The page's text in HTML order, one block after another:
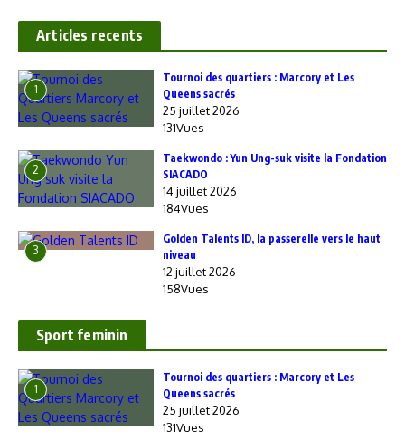
Articles recents
1
‎Tournoi des quartiers : Marcory et Les
Queens sacrés
25 juillet 2026
131Vues
2
Taekwondo : Yun Ung-suk visite la Fondation
SIACADO
14 juillet 2026
184Vues
3
Golden Talents ID, la passerelle vers le haut
niveau
12 juillet 2026
158Vues
Sport feminin
1
‎Tournoi des quartiers : Marcory et Les
Queens sacrés
25 juillet 2026
131Vues